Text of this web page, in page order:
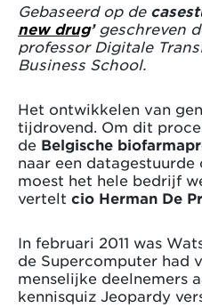
Gebaseerd op de
new drug’geschreven
professor Digitale
Business School.
Het ontwikkelen van
tijdrovend. Om dit
de Belgische
naar een
moest het hele bedrijf
vertelt cio Herman De
In februari 2011 was
de Supercomputer had
menselijke deelnemers
kennisquiz Jeopardy